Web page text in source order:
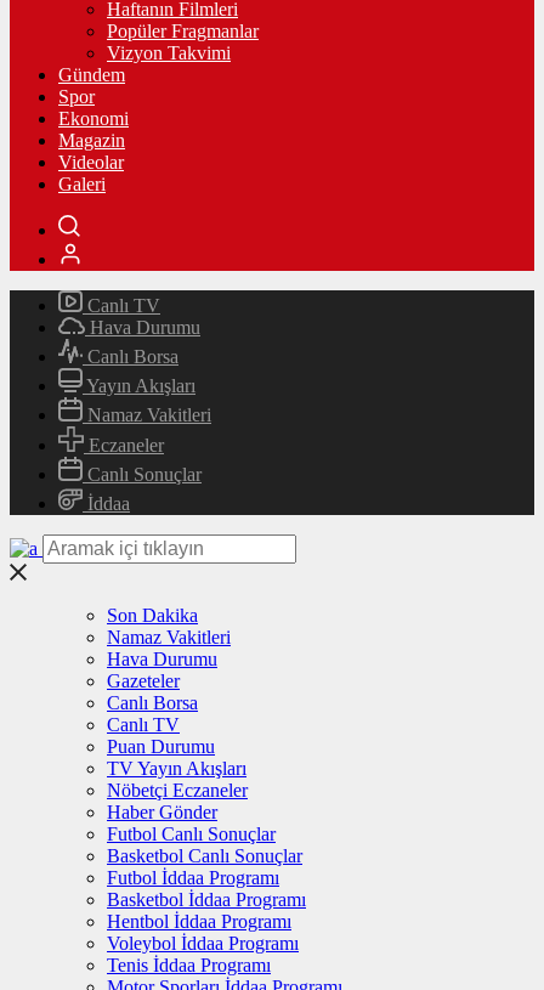
Haftanın Filmleri
Popüler Fragmanlar
Vizyon Takvimi
Gündem
Spor
Ekonomi
Magazin
Videolar
Galeri
Canlı TV
Hava Durumu
Canlı Borsa
Yayın Akışları
Namaz Vakitleri
Eczaneler
Canlı Sonuçlar
İddaa
Son Dakika
Namaz Vakitleri
Hava Durumu
Gazeteler
Canlı Borsa
Canlı TV
Puan Durumu
TV Yayın Akışları
Nöbetçi Eczaneler
Haber Gönder
Futbol Canlı Sonuçlar
Basketbol Canlı Sonuçlar
Futbol İddaa Programı
Basketbol İddaa Programı
Hentbol İddaa Programı
Voleybol İddaa Programı
Tenis İddaa Programı